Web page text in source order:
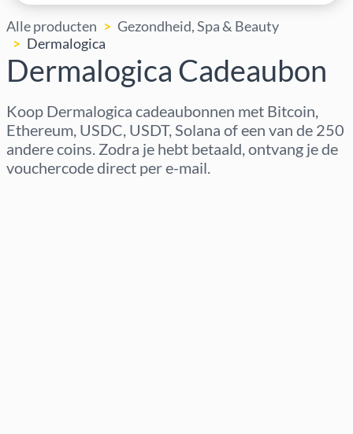
Alle producten
Gezondheid, Spa & Beauty
Dermalogica
Dermalogica Cadeaubon
Koop Dermalogica cadeaubonnen met Bitcoin,
Ethereum, USDC, USDT, Solana of een van de 250
andere coins. Zodra je hebt betaald, ontvang je de
vouchercode direct per e-mail.